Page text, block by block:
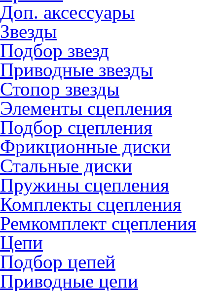
Доп. аксессуары
Звезды
Подбор звезд
Приводные звезды
Стопор звезды
Элементы сцепления
Подбор сцепления
Фрикционные диски
Стальные диски
Пружины сцепления
Комплекты сцепления
Ремкомплект сцепления
Цепи
Подбор цепей
Приводные цепи